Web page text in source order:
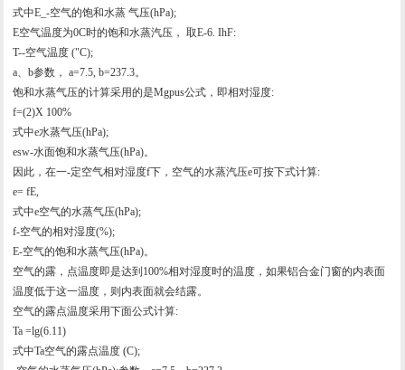
式中E_-空气的饱和水蒸 气压(hPa);
E空气温度为0C时的饱和水蒸汽压， 取E-6. IhF:
T--空气温度 ("C);
a、b参数， a=7.5, b=237.3。
饱和水蒸气压的计算采用的是Mgpus公式，即相对湿度:
f=(2)X 100%
式中e水蒸气压(hPa);
esw-水面饱和水蒸气压(hPa)。
因此，在一-定空气相对湿度f下，空气的水蒸汽压e可按下式计算:
e= fE,
式中e空气的水蒸气压(hPa);
f-空气的相对湿度(%);
E-空气的饱和水蒸气压(hPa)。
空气的露，点温度即是达到100%相对湿度时的温度，如果铝合金门窗的内表面
温度低于这一温度，则内表面就会结露。
空气的露点温度采用下面公式计算:
Ta =lg(6.11)
式中Ta空气的露点温度 (C);